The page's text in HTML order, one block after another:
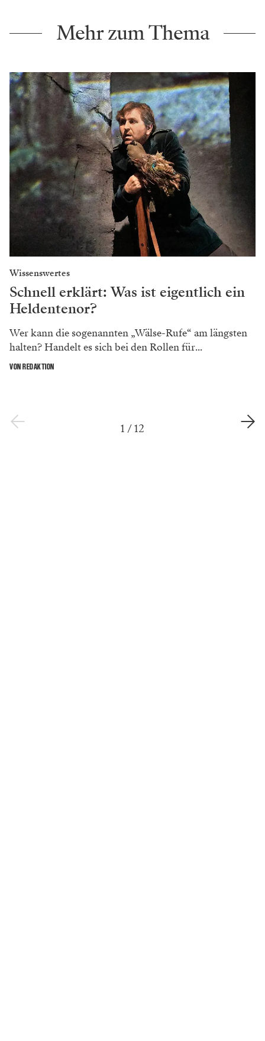
Mehr zum Thema
Wissenswertes
Schnell erklärt: Was ist eigentlich ein
Heldentenor?
Wer kann die sogenannten „Wälse-Rufe“ am längsten
halten? Handelt es sich bei den Rollen für...
VON REDAKTION
1 /12